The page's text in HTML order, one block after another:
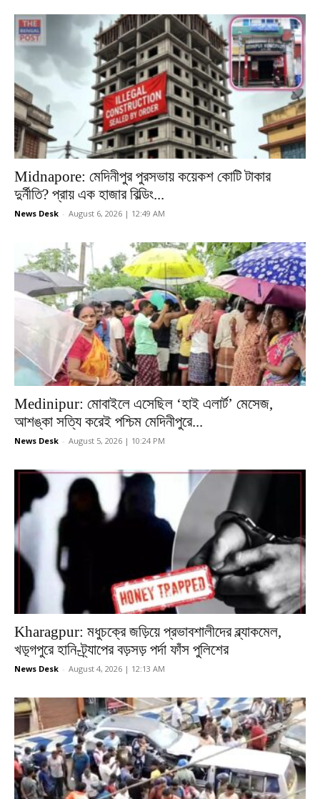
Midnapore: মেদিনীপুর পুরসভায় কয়েকশ কোটি টাকার
দুর্নীতি? প্রায় এক হাজার বিল্ডিং...
News Desk - August 6, 2026 | 12:49 AM
Medinipur: মোবাইলে এসেছিল ‘হাই এলার্ট’ মেসেজ,
আশঙ্কা সত্যি করেই পশ্চিম মেদিনীপুরে...
News Desk - August 5, 2026 | 10:24 PM
Kharagpur: মধুচক্রে জড়িয়ে প্রভাবশালীদের ব্ল্যাকমেল,
খড়্গপুরে হানি-ট্র্যাপের বড়সড় পর্দা ফাঁস পুলিশের
News Desk - August 4, 2026 | 12:13 AM